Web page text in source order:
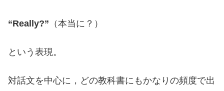
“Really?” （本当に？）
という表現。
対話文を中心に，どの教科書にもかなりの頻度で出